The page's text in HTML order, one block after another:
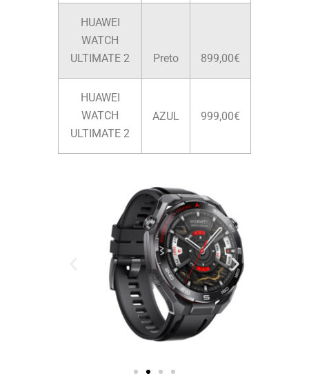
HUAWEI
WATCH
ULTIMATE 2
Preto 899,00€
HUAWEI
WATCH
ULTIMATE 2
AZUL 999,00€